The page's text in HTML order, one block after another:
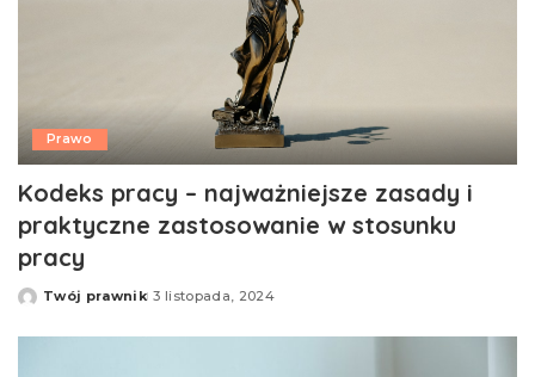
Prawo
Kodeks pracy – najważniejsze zasady i
praktyczne zastosowanie w stosunku
pracy
Opublikowane
Twój prawnik 3 listopada, 2024